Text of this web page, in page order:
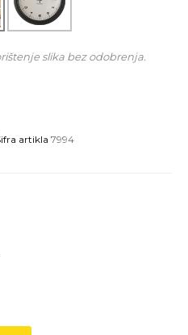
slika bez odobrenja.
artikla 7994